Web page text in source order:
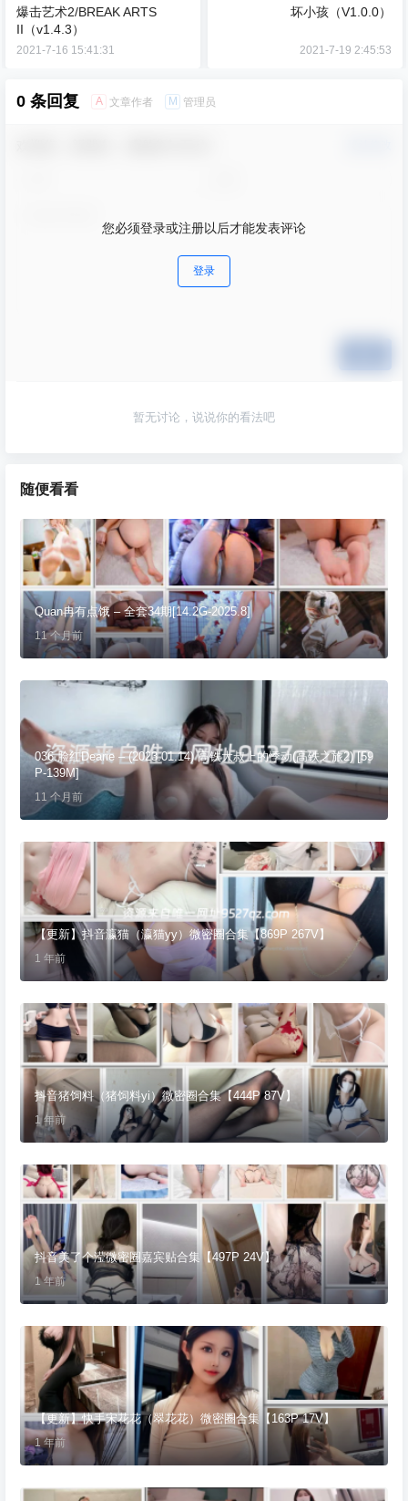
爆击艺术2/BREAK ARTS
II（v1.4.3）
2021-7-16 15:41:31
坏小孩（V1.0.0）
2021-7-19 2:45:53
0 条回复 A 文章作者 M 管理员
您必须登录或注册以后才能发表评论
登录
暂无讨论，说说你的看法吧
随便看看
Quan冉有点饿 – 全套34期[14.2G-2025.8]
11 个月前
036.脸红Dearie – (2023.01.14) 高铁大叔上的悸动(高铁之旅2) [59
P-139M]
11 个月前
【更新】抖音瀛猫（瀛猫yy）微密圈合集【869P 267V】
1 年前
抖音猪饲料（猪饲料yi）微密圈合集【444P 87V】
1 年前
抖音美了个滢微密圈嘉宾贴合集【497P 24V】
1 年前
【更新】快手宋花花（翠花花）微密圈合集【163P 17V】
1 年前